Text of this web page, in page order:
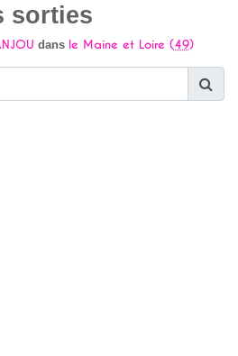
sorties
dans le Maine et Loire (49)